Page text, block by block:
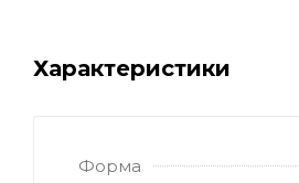
Характеристики
Форма